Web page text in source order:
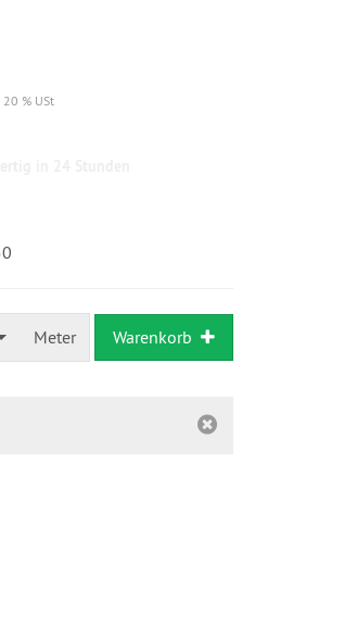
20 % USt
Meter Warenkorb